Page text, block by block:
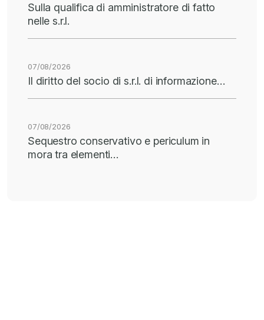
Sulla qualifica di amministratore di fatto
nelle s.r.l.
07/08/2026
Il diritto del socio di s.r.l. di informazione…
07/08/2026
Sequestro conservativo e periculum in
mora tra elementi…